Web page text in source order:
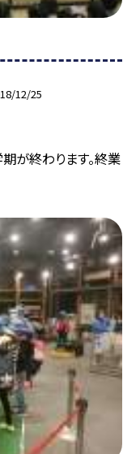
12/25
が終わります。終業